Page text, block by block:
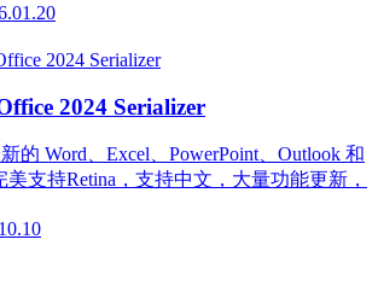
2024 Serializer
的 Word、Excel、PowerPoint、Outlook 和
美支持Retina，支持中文，大量功能更新，